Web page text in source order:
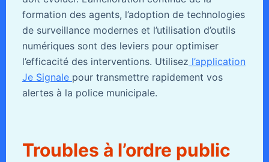
formation des agents, l’adoption de technologies
de surveillance modernes et l’utilisation d’outils
numériques sont des leviers pour optimiser
l’efficacité des interventions. Utilisez l’application
Je Signale pour transmettre rapidement vos
alertes à la police municipale.
Troubles à l’ordre public